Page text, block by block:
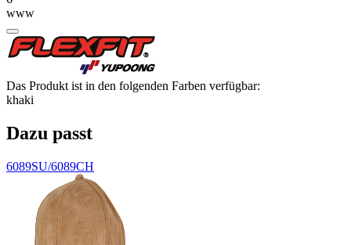
www
Das Produkt ist in den folgenden Farben verfügbar:
khaki
Dazu passt
6089SU/6089CH